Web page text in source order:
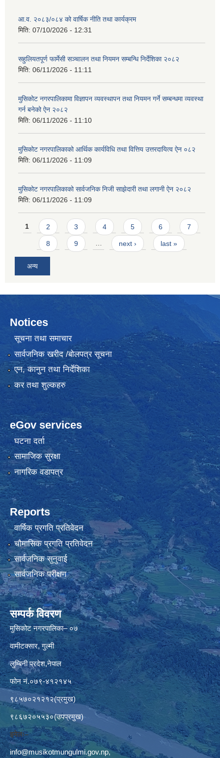
आ.व. २०८३/०८४ को वार्षिक नीति तथा कार्यक्रम
मिति: 07/10/2026 - 12:31
सहुलियतपूर्ण फार्मेसी सञ्चालन तथा नियमन सम्बन्धि निर्देशिका २०८२
मिति: 06/11/2026 - 11:11
मुसिकोट नगरपालिकामा विज्ञापन व्यवस्थापन तथा नियमन गर्ने सम्बन्धमा व्यवस्था
गर्न बनेको ऐन २०८२
मिति: 06/11/2026 - 11:10
मुसिकोट नगरपालिकाको आर्थिक कार्यविधि तथा वित्तिय उत्तरदायित्व ऐन ०८२
मिति: 06/11/2026 - 11:09
मुसिकोट नगरपालिकाको सार्वजनिक निजी साझेदारी तथा लगानी ऐन २०८२
मिति: 06/11/2026 - 11:09
Pages
1 2 3 4 5 6 7
8 9 … next › last »
अन्य
Notices
सूचना तथा समाचार
सार्वजनिक खरीद /बोलपत्र सूचना
एन, कानुन तथा निर्देशिका
कर तथा शुल्कहरु
eGov services
घटना दर्ता
सामाजिक सुरक्षा
नागरिक वडापत्र
Reports
वार्षिक प्रगति प्रतिवेदन
चौमासिक प्रगति प्रतिवेदन
सार्वजनिक सुनुवाई
सार्वजनिक परीक्षण
सम्पर्क विवरण
मुसिकोट नगरपालिका– ०७
वामीटक्सार, गुल्मी
लुम्बिनी प्रदेश,नेपाल
फोन नं.०७९-४१२१४५
९८५७०२१२१२(प्रमुख)
९८६७२०५५३०(उपप्रमुख)
इमेलः–
info@musikotmungulmi.gov.np,